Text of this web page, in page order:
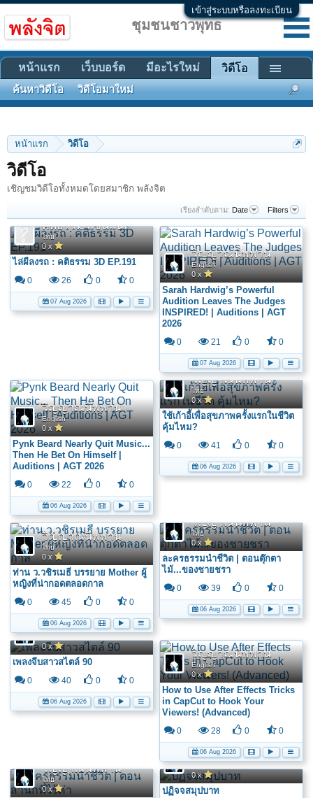
เข้าสู่ระบบหรือลงทะเบียน
หน้าแรก วิดีโอ
วิดีโอ
เชิญชมวิดีโอทั้งหมดโดยสมาชิก พลังจิต
เรียงลำดับตาม: Date Filters
คติธรรม แชนแนล
ไทย
0 x
ไล่ผีลงรถ : คติธรรม 3D EP.191
0 26 0 0
07 Aug 2026
วิญญาณนิพพาน
English
0 x
Sarah Hardwig’s Powerful
Audition Leaves The Judges
INSPIRED! | Auditions | AGT
2026
0 21 0 0
07 Aug 2026
วิญญาณนิพพาน
English
0 x
Pynk Beard Nearly Quit Music...
Then He Bet On Himself |
Auditions | AGT 2026
0 22 0 0
06 Aug 2026
วิญญาณนิพพาน
ไทย
0 x
ใช้เก้าอี้เพื่อสุขภาพครั้งแรกในชีวิต
คุ้มไหม?
0 41 0 0
06 Aug 2026
วิญญาณนิพพาน
ไทย
0 x
ท่าน ว.วชิรเมธี บรรยาย Mother ผู้
หญิงที่น่ากอดตลอดกาล
0 45 0 0
06 Aug 2026
วิญญาณนิพพาน
ไทย
0 x
ละครธรรมนำชีวิต | ตอนตุ๊กตา
ไม้...ของชายชรา
0 39 0 0
06 Aug 2026
วิญญาณนิพพาน
0 x
เพลงจีบสาวสไตล์ 90
0 40 0 0
06 Aug 2026
วิญญาณนิพพาน
English
0 x
How to Use After Effects Tricks
in CapCut to Hook Your
Viewers! (Advanced)
0 28 0 0
06 Aug 2026
วิญญาณนิพพาน
ไทย
0 x
วิญญาณนิพพาน
0 x
ปฏิจจสมุปบาท
ชุมชนชาวพุทธ
หน้าแรก เว็บบอร์ด มีอะไรใหม่ วิดีโอ
ค้นหาวิดีโอ วิดีโอมาใหม่